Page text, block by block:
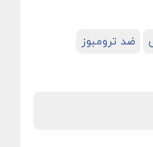
ضد ترومبوز